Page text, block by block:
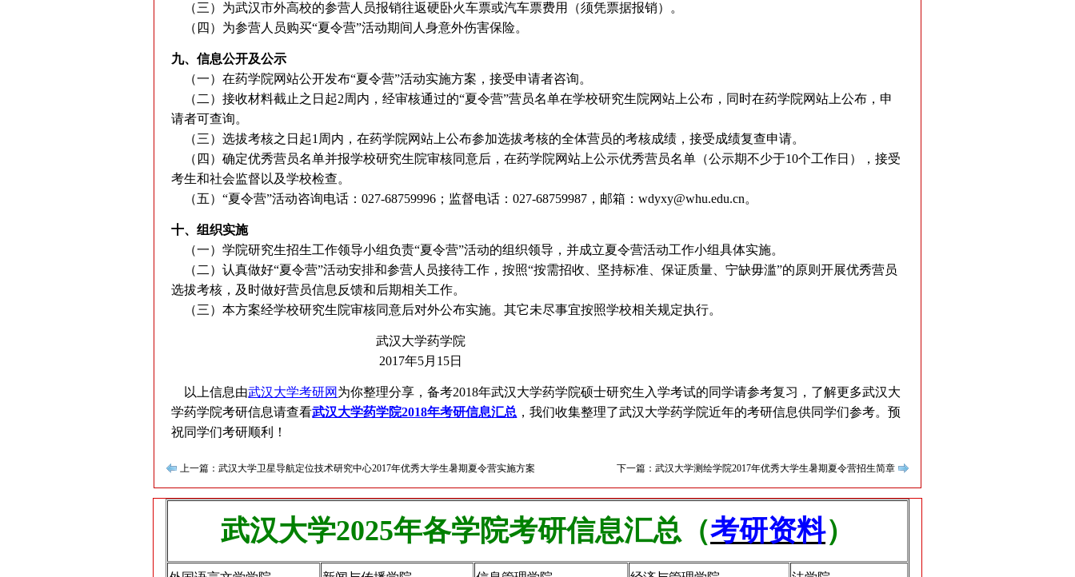
（三）为武汉市外高校的参营人员报销往返硬卧火车票或汽车票费用（须凭票据报销）。
（四）为参营人员购买“夏令营”活动期间人身意外伤害保险。
九、信息公开及公示
（一）在药学院网站公开发布“夏令营”活动实施方案，接受申请者咨询。
（二）接收材料截止之日起2周内，经审核通过的“夏令营”营员名单在学校研究生院网站上公布，同时在药学院网站上公布，申
请者可查询。
（三）选拔考核之日起1周内，在药学院网站上公布参加选拔考核的全体营员的考核成绩，接受成绩复查申请。
（四）确定优秀营员名单并报学校研究生院审核同意后，在药学院网站上公示优秀营员名单（公示期不少于10个工作日），接受
考生和社会监督以及学校检查。
（五）“夏令营”活动咨询电话：027-68759996；监督电话：027-68759987，邮箱：wdyxy@whu.edu.cn。
十、组织实施
（一）学院研究生招生工作领导小组负责“夏令营”活动的组织领导，并成立夏令营活动工作小组具体实施。
（二）认真做好“夏令营”活动安排和参营人员接待工作，按照“按需招收、坚持标准、保证质量、宁缺毋滥”的原则开展优秀营员
选拔考核，及时做好营员信息反馈和后期相关工作。
（三）本方案经学校研究生院审核同意后对外公布实施。其它未尽事宜按照学校相关规定执行。
武汉大学药学院
2017年5月15日
以上信息由武汉大学考研网 为你整理分享，备考2018年武汉大学药学院硕士研究生入学考试的同学请参考复习，了解更多武汉大
学药学院考研信息请查看武汉大学药学院2018年考研信息汇总 ，我们收集整理了武汉大学药学院近年的考研信息供同学们参考。预
祝同学们考研顺利！
上一篇：武汉大学卫星导航定位技术研究中心2017年优秀大学生暑期夏令营实施方案 下一篇：武汉大学测绘学院2017年优秀大学生暑期夏令营招生简章
武汉大学2025年各学院考研信息汇总（考研资料）